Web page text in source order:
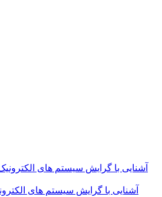
آشنایی با گرایش سیستم های